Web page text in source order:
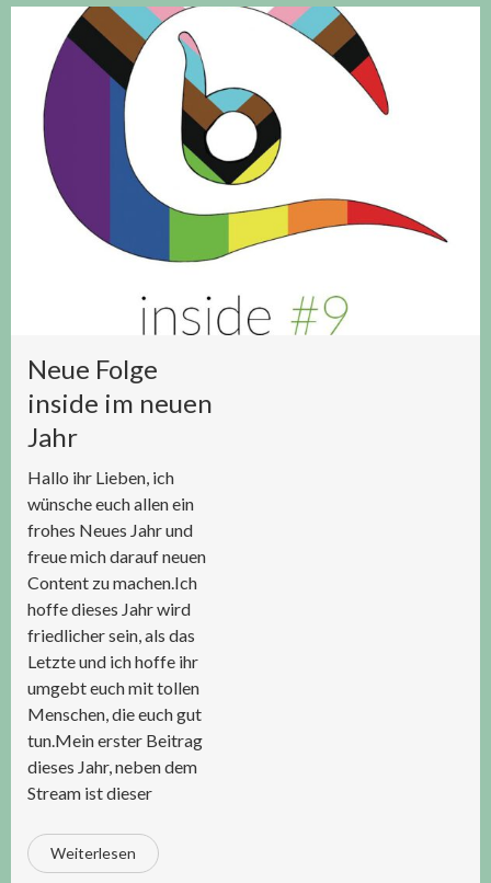
Neue Folge
inside im neuen
Jahr
Hallo ihr Lieben, ich
wünsche euch allen ein
frohes Neues Jahr und
freue mich darauf neuen
Content zu machen.Ich
hoffe dieses Jahr wird
friedlicher sein, als das
Letzte und ich hoffe ihr
umgebt euch mit tollen
Menschen, die euch gut
tun.Mein erster Beitrag
dieses Jahr, neben dem
Stream ist dieser
Weiterlesen